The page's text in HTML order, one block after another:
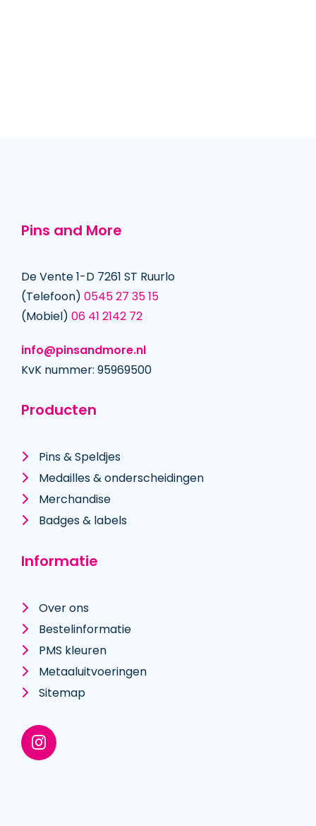
Pins and More
De Vente 1-D 7261 ST Ruurlo
(Telefoon) 0545 27 35 15
(Mobiel) 06 41 2142 72
info@pinsandmore.nl
KvK nummer: 95969500
Producten
Pins & Speldjes
Medailles & onderscheidingen
Merchandise
Badges & labels
Informatie
Over ons
Bestelinformatie
PMS kleuren
Metaal­uitvoeringen
Sitemap